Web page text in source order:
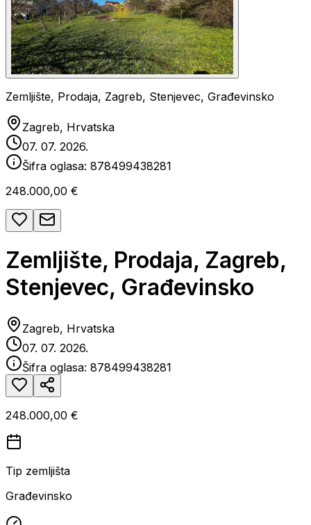
Zemljište, Prodaja, Zagreb, Stenjevec, Građevinsko
Zagreb, Hrvatska
07. 07. 2026.
Šifra oglasa: 878499438281
248.000,00 €
Zemljište, Prodaja, Zagreb,
Stenjevec, Građevinsko
Zagreb, Hrvatska
07. 07. 2026.
Šifra oglasa: 878499438281
248.000,00 €
Tip zemljišta
Građevinsko